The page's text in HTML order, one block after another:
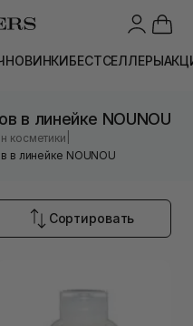
НОВИНКИБЕСТСЕЛЛЕРЫ
в линейке NOUNOU
косметики
в линейке NOUNOU
Сортировать